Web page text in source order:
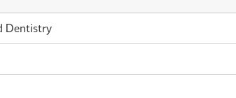
Dentistry